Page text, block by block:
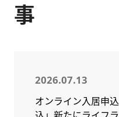
事
2026.07.13
オンライン入居申